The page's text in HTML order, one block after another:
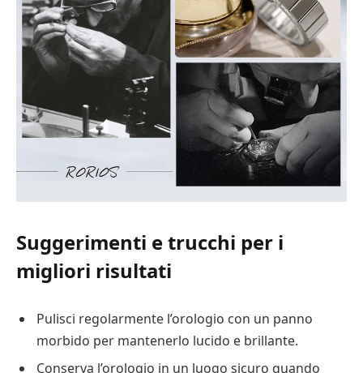
Suggerimenti e trucchi per i
migliori risultati
Pulisci regolarmente l’orologio con un panno
morbido per mantenerlo lucido e brillante.
Conserva l’orologio in un luogo sicuro quando